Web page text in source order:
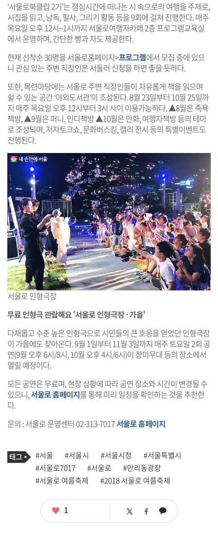
‘서울로북클럽 2기’는 점심시간에 떠나는 시 속으로의 여행을 주제로,
시집을 읽고, 낭독, 필사, 그리기 활동 등을 9회에 걸쳐 진행한다. 매주
목요일 오후 12시~1시까지 서울로여행자카페 2층 프로그램교육실
에서 운영하며, 간단한 빵과 차도 제공한다.
현재 선착순 30명을 서울로홈페이지>프로그램에서 모집 중에 있으
니 관심 있는 주변 직장인은 서둘러 신청을 하면 좋을 듯하다.
또한, 목련마당에는 서울로 주변 직장인들이 자유롭게 책을 읽으며
쉴 수 있는 공간 ‘야외도서관’이 조성된다. 8월 23일부터 10월 25일까
지 매주 목요일 오후 12시부터 3시 사이 이용가능하다. ▲8월은 족욕
책방, ▲9월은 퍼니, 인디책방 ▲10월은 만화, 여행자책방 등의 테마
로 조성되며, 저자토크쇼, 문화버스킹, 캘리 전시 등의 특별이벤트도
진행된다.
서울로 인형극장
무료 인형극 관람해요 '서울로 인형극장 - 가을'
다채롭고 수준 높은 인형극으로 시민들의 큰 호응을 얻었던 인형극장
이 가을에도 찾아온다. 9월 1일부터 11월 3일까지 매주 토요일 2회 공
연(9월 오후 6시/8시, 10월 오후 4시/6시)이 장미무대 등의 장소에서
열릴 예정이다.
모든 공연은 무료며, 현장 상황에 따라 공연 장소와 시간이 변경될 수
있으니,서울로 홈페이지를 통해 미리 일정을 확인하는 것을 추천한
다.
문의 : 서울로 운영센터 02-313-7017서울로 홈페이지
기
사
관
련
태
태
그
#서울 #서울시 #서울시청
#서울특별시
#서울로7017
#서울로
#만리동광장
#서울로 여름축제
#2018 서울로 여름축제
좋1 트 페 카